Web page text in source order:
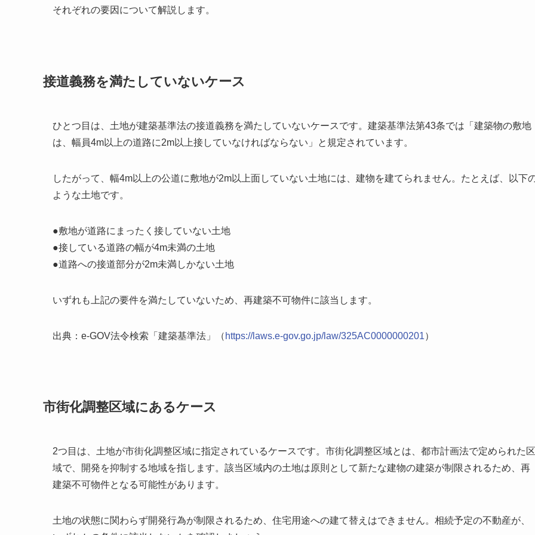
それぞれの要因について解説します。
接道義務を満たしていないケース
ひとつ目は、土地が建築基準法の接道義務を満たしていないケースです。建築基準法第43条では「建築物の敷地
は、幅員4m以上の道路に2m以上接していなければならない」と規定されています。
したがって、幅4m以上の公道に敷地が2m以上面していない土地には、建物を建てられません。たとえば、以下
ような土地です。
●敷地が道路にまったく接していない土地
●接している道路の幅が4m未満の土地
●道路への接道部分が2m未満しかない土地
いずれも上記の要件を満たしていないため、再建築不可物件に該当します。
出典：e-GOV法令検索「建築基準法」（ https://laws.e-gov.go.jp/law/325AC0000000201）
市街化調整区域にあるケース
2つ目は、土地が市街化調整区域に指定されているケースです。市街化調整区域とは、都市計画法で定められた区
域で、開発を抑制する地域を指します。該当区域内の土地は原則として新たな建物の建築が制限されるため、再
建築不可物件となる可能性があります。
土地の状態に関わらず開発行為が制限されるため、住宅用途への建て替えはできません。相続予定の不動産が、